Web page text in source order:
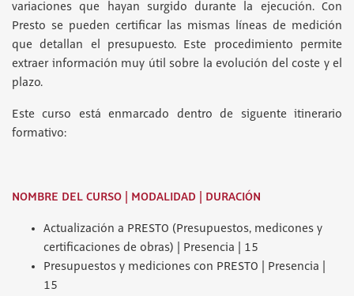
variaciones que hayan surgido durante la ejecución. Con
Presto se pueden certificar las mismas líneas de medición
que detallan el presupuesto. Este procedimiento permite
extraer información muy útil sobre la evolución del coste y el
plazo.
Este curso está enmarcado dentro de siguente itinerario
formativo:
NOMBRE DEL CURSO | MODALIDAD | DURACIÓN
Actualización a PRESTO (Presupuestos, medicones y
certificaciones de obras) | Presencia | 15
Presupuestos y mediciones con PRESTO | Presencia |
15